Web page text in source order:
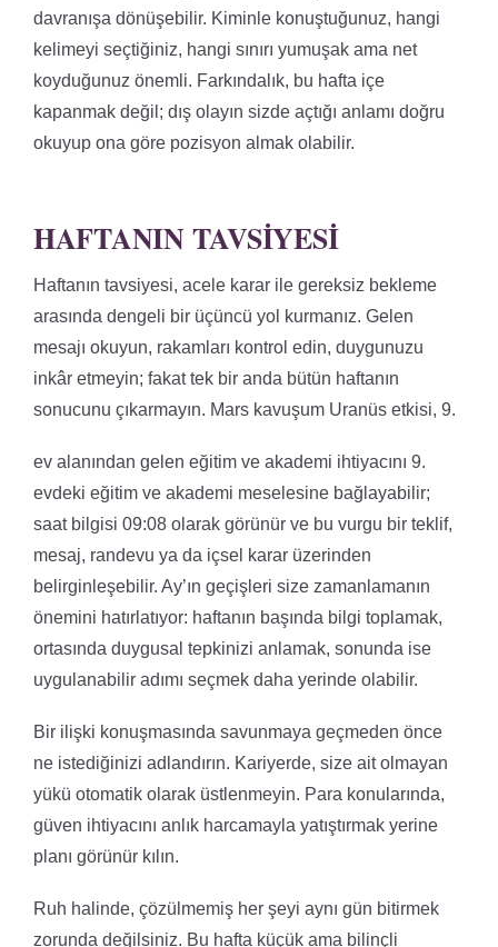
davranışa dönüşebilir. Kiminle konuştuğunuz, hangi
kelimeyi seçtiğiniz, hangi sınırı yumuşak ama net
koyduğunuz önemli. Farkındalık, bu hafta içe
kapanmak değil; dış olayın sizde açtığı anlamı doğru
okuyup ona göre pozisyon almak olabilir.
HAFTANIN TAVSIYESI
Haftanın tavsiyesi, acele karar ile gereksiz bekleme
arasında dengeli bir üçüncü yol kurmanız. Gelen
mesajı okuyun, rakamları kontrol edin, duygunuzu
inkâr etmeyin; fakat tek bir anda bütün haftanın
sonucunu çıkarmayın. Mars kavuşum Uranüs etkisi, 9.
ev alanından gelen eğitim ve akademi ihtiyacını 9.
evdeki eğitim ve akademi meselesine bağlayabilir;
saat bilgisi 09:08 olarak görünür ve bu vurgu bir teklif,
mesaj, randevu ya da içsel karar üzerinden
belirginleşebilir. Ay’ın geçişleri size zamanlamanın
önemini hatırlatıyor: haftanın başında bilgi toplamak,
ortasında duygusal tepkinizi anlamak, sonunda ise
uygulanabilir adımı seçmek daha yerinde olabilir.
Bir ilişki konuşmasında savunmaya geçmeden önce
ne istediğinizi adlandırın. Kariyerde, size ait olmayan
yükü otomatik olarak üstlenmeyin. Para konularında,
güven ihtiyacını anlık harcamayla yatıştırmak yerine
planı görünür kılın.
Ruh halinde, çözülmemiş her şeyi aynı gün bitirmek
zorunda değilsiniz. Bu hafta küçük ama bilinçli